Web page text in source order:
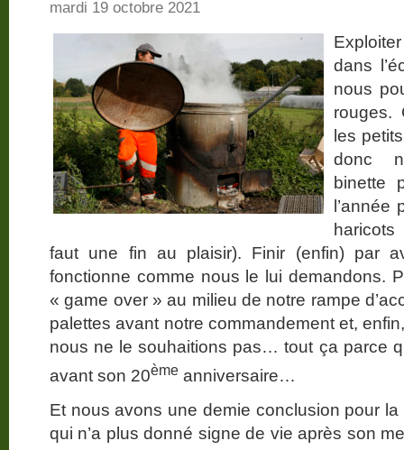
mardi 19 octobre 2021
dans
nous
rouges.
les
donc
binette
l’année
haricots
faut une fin au plaisir). Finir (enfin) par
fonctionne comme nous le lui demandons.
« game over » au milieu de notre rampe
palettes avant notre commandement et,
nous ne le souhaitions pas… tout ça parce
avant son 20ème anniversaire…
Et nous avons une demie conclusion pour
qui n’a plus donné signe de vie après son